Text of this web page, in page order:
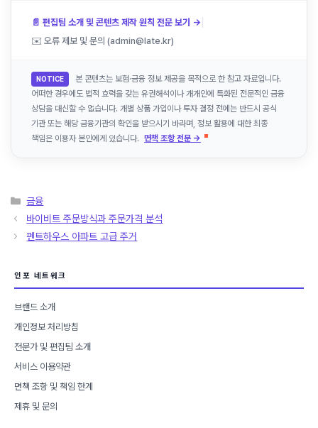
📄 편집팀 소개 및 콘텐츠 제작 원칙 전문 보기 →
✉️ 오류 제보 및 문의 (admin@late.kr)
NOTICE
본 콘텐츠는 보험·금융 정보 제공을 목적으로 한 참고 자료입니다.
어떠한 경우에도 법적 효력을 갖는 유권해석이나 개개인에 특화된 전문적인 금융
상담을 대신할 수 없습니다. 개별 상품 가입이나 투자 결정 전에는 반드시 공식
기관 또는 해당 금융기관의 확인을 받으시기 바라며, 정보 활용에 대한 최종
책임은 이용자 본인에게 있습니다. 면책 조항 전문 →
카
테
리
금융
바이비트 주문방식과 주문가격 분석
펜트하우스 아파트 고급 주거
인포 네트워크
브랜드 소개
개인정보 처리방침
전문가 및 편집팀 소개
서비스 이용약관
면책 조항 및 책임 한계
제휴 및 문의